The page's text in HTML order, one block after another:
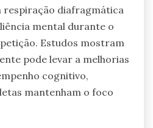
respiração diafragmática
mental durante o
Estudos mostram
pode levar a melhorias
cognitivo,
mantenham o foco